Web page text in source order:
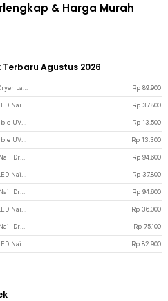
& Harga Murah
Agustus 2026
Rp 89.900
Rp 37.800
Rp 13.500
Rp 13.300
Rp 94.600
Rp 37.800
Rp 94.600
Rp 36.000
Rp 75.100
Rp 82.900